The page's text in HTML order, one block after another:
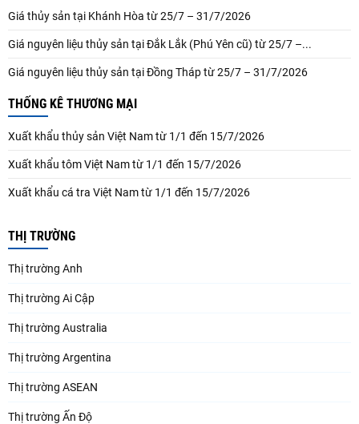
Giá thủy sản tại Khánh Hòa từ 25/7 – 31/7/2026
Giá nguyên liệu thủy sản tại Đắk Lắk (Phú Yên cũ) từ 25/7 –...
Giá nguyên liệu thủy sản tại Đồng Tháp từ 25/7 – 31/7/2026
THỐNG KÊ THƯƠNG MẠI
Xuất khẩu thủy sản Việt Nam từ 1/1 đến 15/7/2026
Xuất khẩu tôm Việt Nam từ 1/1 đến 15/7/2026
Xuất khẩu cá tra Việt Nam từ 1/1 đến 15/7/2026
THỊ TRƯỜNG
Thị trường Anh
Thị trường Ai Cập
Thị trường Australia
Thị trường Argentina
Thị trường ASEAN
Thị trường Ấn Độ